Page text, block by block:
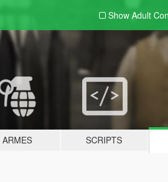
Show Adult
ARMES SCRIPTS